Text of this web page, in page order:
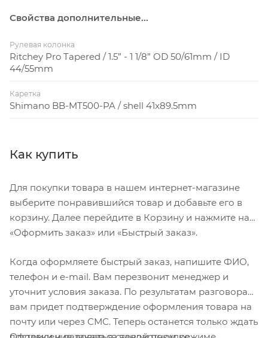
Свойства дополнительные...
Рулевая колонка
Ritchey Pro Tapered / 1.5” - 1 1/8” OD 50/61mm / ID
44/55mm
Каретка
Shimano BB-MT500-PA / shell 41x89.5mm
Как купить
Для покупки товара в нашем интернет-магазине
выберите понравившийся товар и добавьте его в
корзину. Далее перейдите в Корзину и нажмите на
«Оформить заказ» или «Быстрый заказ».
Когда оформляете быстрый заказ, напишите ФИО,
телефон и e-mail. Вам перезвонит менеджер и
уточнит условия заказа. По результатам разговора
вам придет подтверждение оформления товара на
почту или через СМС. Теперь останется только ждать